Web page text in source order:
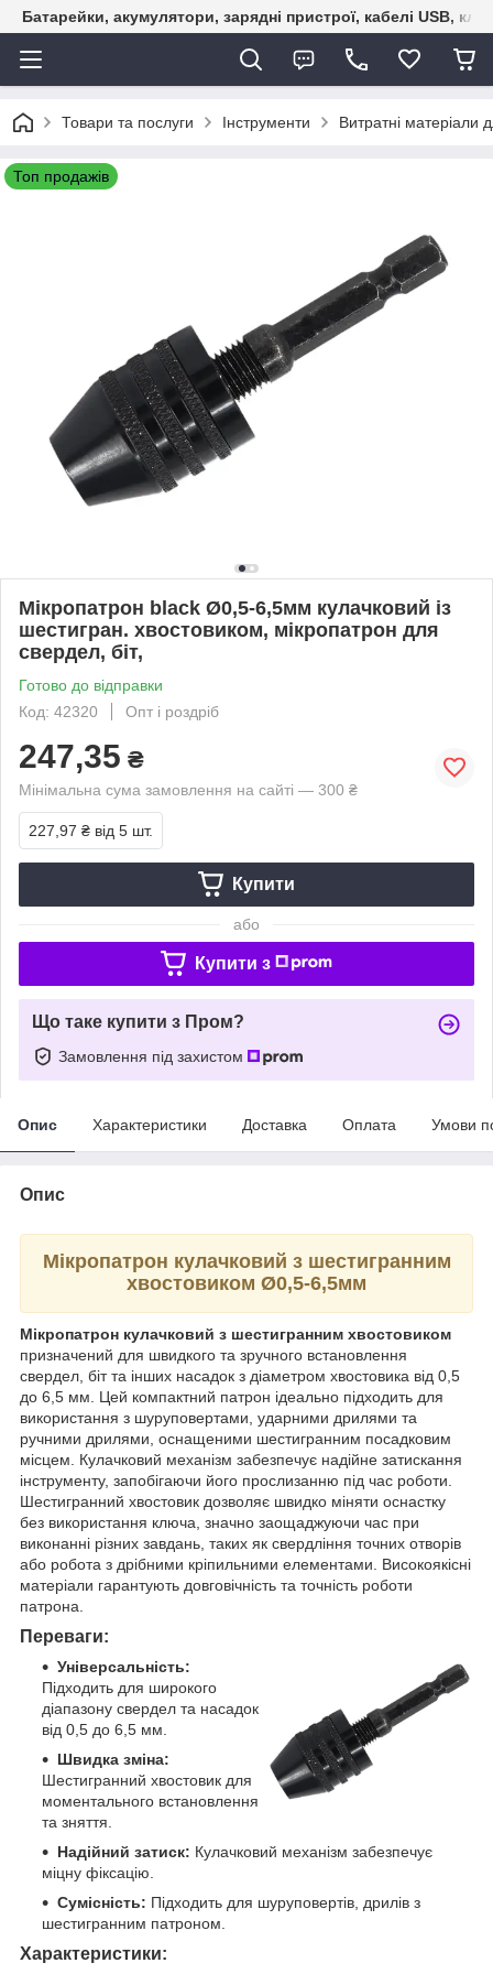
Батарейки, акумулятори, зарядні пристрої, кабелі USB,
Товари та послуги Інструменти Витратні матеріали
Топ продажів
Мікропатрон black Ø0,5-6,5мм кулачковий із
шестигран. хвостовиком, мікропатрон для
свердел, біт,
Готово до відправки
Код: 42320
Опт і роздріб
247,35 ₴
Мінімальна сума замовлення на сайті — 300 ₴
227,97 ₴ від 5 шт.
Купити
або
Купити з
Що таке купити з Пром?
Замовлення під захистом
Опис Характеристики Доставка Оплата Умови
Опис
Мікропатрон кулачковий з шестигранним
хвостовиком Ø0,5-6,5мм
Мікропатрон кулачковий з шестигранним хвостовиком
призначений для швидкого та зручного встановлення
свердел, біт та інших насадок з діаметром хвостовика від 0,5
до 6,5 мм. Цей компактний патрон ідеально підходить для
використання з шуруповертами, ударними дрилями та
ручними дрилями, оснащеними шестигранним посадковим
місцем. Кулачковий механізм забезпечує надійне затискання
інструменту, запобігаючи його прослизанню під час роботи.
Шестигранний хвостовик дозволяє швидко міняти оснастку
без використання ключа, значно заощаджуючи час при
виконанні різних завдань, таких як свердління точних отворів
або робота з дрібними кріпильними елементами. Високоякісні
матеріали гарантують довговічність та точність роботи
патрона.
Переваги:
Універсальність:
Підходить для широкого
діапазону свердел та насадок
від 0,5 до 6,5 мм.
Швидка зміна:
Шестигранний хвостовик для
моментального встановлення
та зняття.
Надійний затиск: Кулачковий механізм забезпечує
міцну фіксацію.
Сумісність: Підходить для шуруповертів, дрилів з
шестигранним патроном.
Характеристики: